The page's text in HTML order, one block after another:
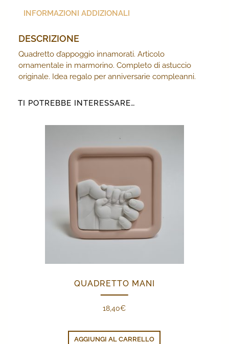
INFORMAZIONI ADDIZIONALI
DESCRIZIONE
Quadretto d’appoggio innamorati. Articolo
ornamentale in marmorino. Completo di astuccio
originale. Idea regalo per anniversarie compleanni.
TI POTREBBE INTERESSARE…
QUADRETTO MANI
18,40€
AGGIUNGI AL CARRELLO